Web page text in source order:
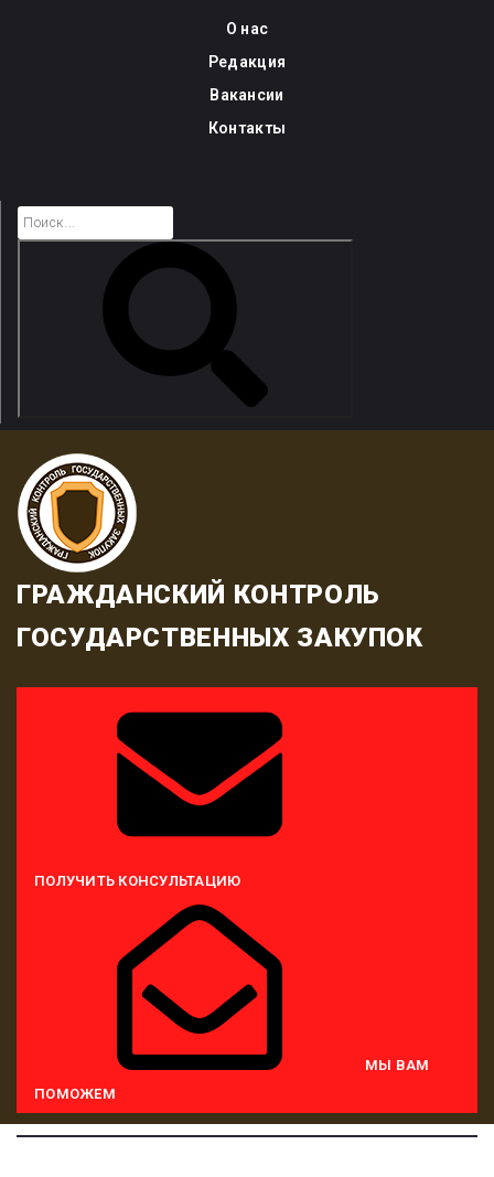
О нас
Редакция
Вакансии
Контакты
ГРАЖДАНСКИЙ КОНТРОЛЬ
ГОСУДАРСТВЕННЫХ ЗАКУПОК
ПОЛУЧИТЬ КОНСУЛЬТАЦИЮ
МЫ ВАМ
ПОМОЖЕМ